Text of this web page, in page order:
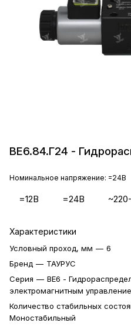
ВЕ6.84.Г24 -
Номинальное напряжение: =24В
=12В =24В
Характеристики
Условный проход, мм — 6
Бренд — ТАУРУС
Серия — ВЕ6 -
электромагнитным
Количество стабильных
Моностабильный